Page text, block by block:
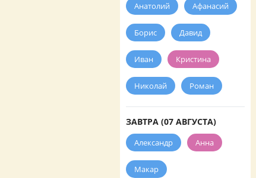
Анатолий Афанасий
Борис Давид
Иван Кристина
Николай Роман
ЗАВТРА (07 АВГУСТА)
Александр Анна
Макар